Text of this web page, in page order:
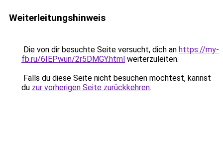
Weiterleitungshinweis
Die von dir besuchte Seite versucht, dich an https://my-
fb.ru/6IEPwun/2r5DMGY.html weiterzuleiten.
Falls du diese Seite nicht besuchen möchtest, kannst
du zur vorherigen Seite zurückkehren.